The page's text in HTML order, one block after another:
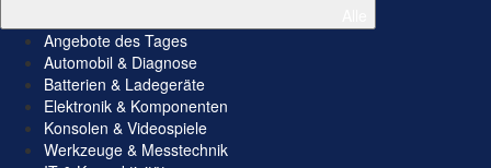
Angebote des Tages
Automobil & Diagnose
Batterien & Ladegeräte
Elektronik & Komponenten
Konsolen & Videospiele
Werkzeuge & Messtechnik